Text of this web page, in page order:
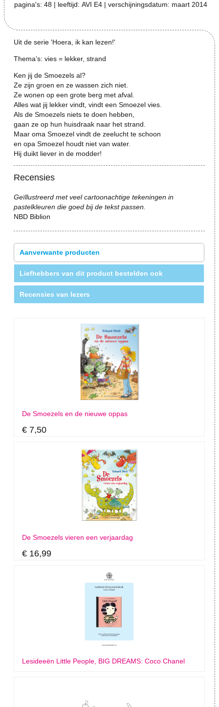
pagina's: 48 | leeftijd: AVI E4 | verschijningsdatum: maart 2014
Uit de serie 'Hoera, ik kan lezen!'
Thema’s: vies = lekker, strand
Ken jij de Smoezels al?
Ze zijn groen en ze wassen zich niet.
Ze wonen op een grote berg met afval.
Alles wat jij lekker vindt, vindt een Smoezel vies.
Als de Smoezels niets te doen hebben,
gaan ze op hun huisdraak naar het strand.
Maar oma Smoezel vindt de zeelucht te schoon
en opa Smoezel houdt niet van water.
Hij duikt liever in de modder!
Recensies
Geïllustreerd met veel cartoonachtige tekeningen in
pastelkleuren die goed bij de tekst passen.
NBD Biblion
Aanverwante producten
Liefhebbers van dit product bestelden ook
Recensies van lezers
De Smoezels en de nieuwe oppas
€ 7,50
De Smoezels vieren een verjaardag
€ 16,99
Lesideeën Little People, BIG DREAMS: Coco Chanel